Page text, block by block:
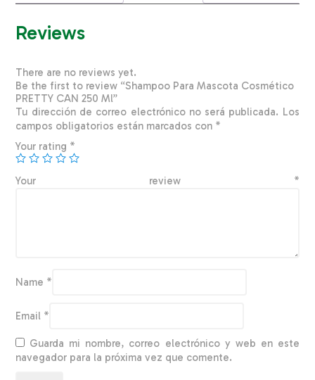
Reviews
There are no reviews yet.
Be the first to review “Shampoo Para Mascota Cosmético
PRETTY CAN 250 Ml”
Tu dirección de correo electrónico no será publicada. Los
campos obligatorios están marcados con *
Your rating *
Your review *
Name *
Email *
Guarda mi nombre, correo electrónico y web en este
navegador para la próxima vez que comente.